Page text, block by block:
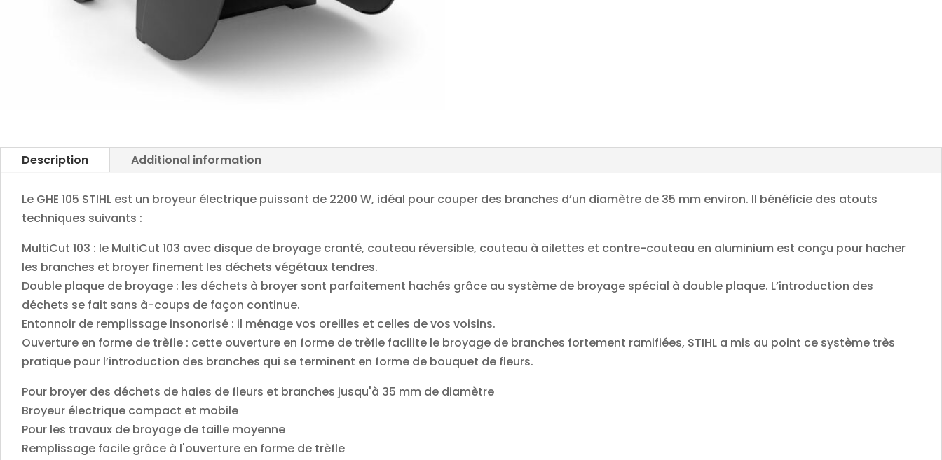
Description Additional information
Le GHE 105 STIHL est un broyeur électrique puissant de 2200 W, idéal pour couper des branches d’un diamètre de 35 mm environ. Il bénéficie des atouts
techniques suivants :
MultiCut 103 : le MultiCut 103 avec disque de broyage cranté, couteau réversible, couteau à ailettes et contre-couteau en aluminium est conçu pour hacher
les branches et broyer finement les déchets végétaux tendres.
Double plaque de broyage : les déchets à broyer sont parfaitement hachés grâce au système de broyage spécial à double plaque. L’introduction des
déchets se fait sans à-coups de façon continue.
Entonnoir de remplissage insonorisé : il ménage vos oreilles et celles de vos voisins.
Ouverture en forme de trèfle : cette ouverture en forme de trèfle facilite le broyage de branches fortement ramifiées, STIHL a mis au point ce système très
pratique pour l’introduction des branches qui se terminent en forme de bouquet de fleurs.
Pour broyer des déchets de haies de fleurs et branches jusqu'à 35 mm de diamètre
Broyeur électrique compact et mobile
Pour les travaux de broyage de taille moyenne
Remplissage facile grâce à l'ouverture en forme de trèfle